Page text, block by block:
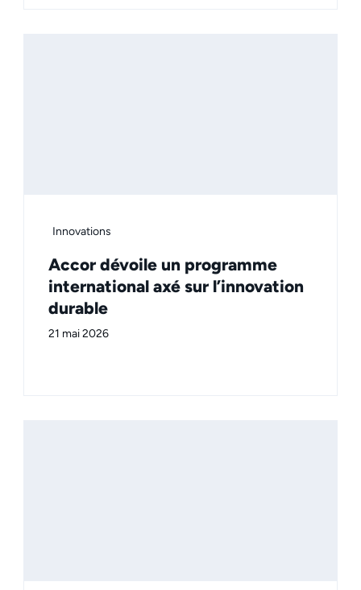
Innovations
Accor dévoile un programme
international axé sur l’innovation
durable
21 mai 2026